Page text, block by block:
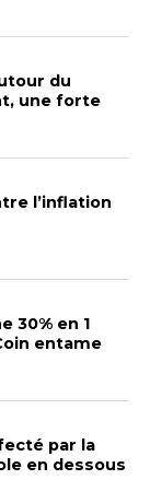
du
une forte
l’inflation
30% en 1
entame
par la
en dessous